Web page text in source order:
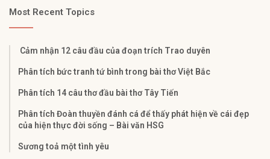
Most Recent Topics
Cảm nhận 12 câu đầu của đoạn trích Trao duyên
Phân tích bức tranh tứ bình trong bài thơ Việt Bắc
Phân tích 14 câu thơ đầu bài thơ Tây Tiến
Phân tích Đoàn thuyền đánh cá để thấy phát hiện về cái đẹp
của hiện thực đời sống – Bài văn HSG
Sương toả một tình yêu